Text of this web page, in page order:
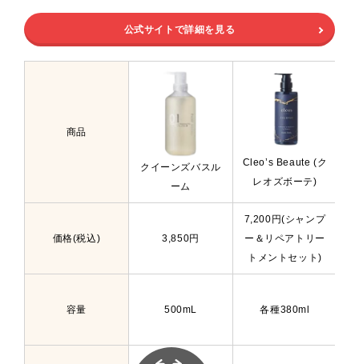
公式サイトで詳細を見る
商品
クイーンズバスル
ーム
Cleo’s Beaute (ク
レオズボーテ)
価格(税込) 3,850円
7,200円(シャンプ
ー＆リペアトリー
トメントセット)
容量 500mL 各種380ml